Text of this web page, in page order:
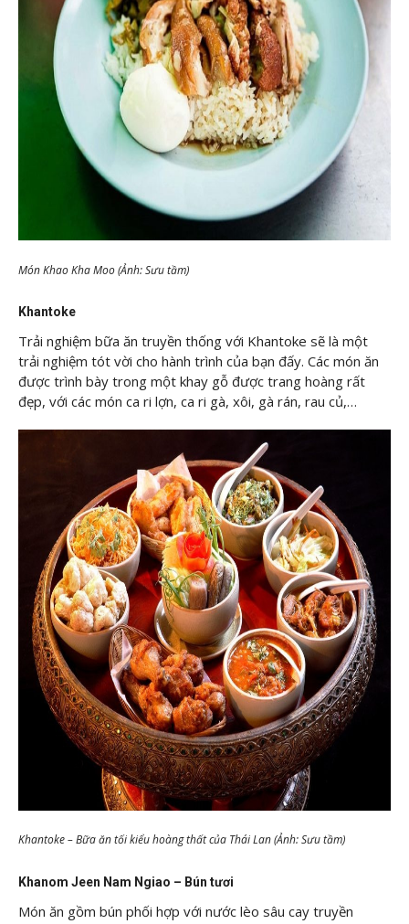
Món Khao Kha Moo (Ảnh: Sưu tầm)
Khantoke
Trải nghiệm bữa ăn truyền thống với Khantoke sẽ là một
trải nghiệm tót vời cho hành trình của bạn đấy. Các món ăn
được trình bày trong một khay gỗ được trang hoàng rất
đẹp, với các món ca ri lợn, ca ri gà, xôi, gà rán, rau củ,…
Khantoke – Bữa ăn tối kiểu hoàng thất của Thái Lan (Ảnh: Sưu tầm)
Khanom Jeen Nam Ngiao – Bún tươi
Món ăn gồm bún phối hợp với nước lèo sâu cay truyền